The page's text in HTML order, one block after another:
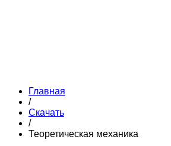
Главная
/
Скачать
/
Теоретическая механика